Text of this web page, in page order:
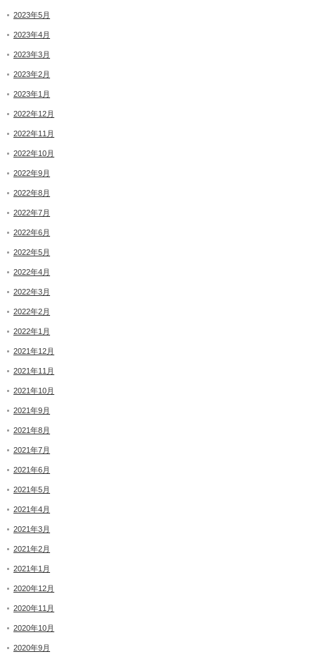
2023年5月
2023年4月
2023年3月
2023年2月
2023年1月
2022年12月
2022年11月
2022年10月
2022年9月
2022年8月
2022年7月
2022年6月
2022年5月
2022年4月
2022年3月
2022年2月
2022年1月
2021年12月
2021年11月
2021年10月
2021年9月
2021年8月
2021年7月
2021年6月
2021年5月
2021年4月
2021年3月
2021年2月
2021年1月
2020年12月
2020年11月
2020年10月
2020年9月